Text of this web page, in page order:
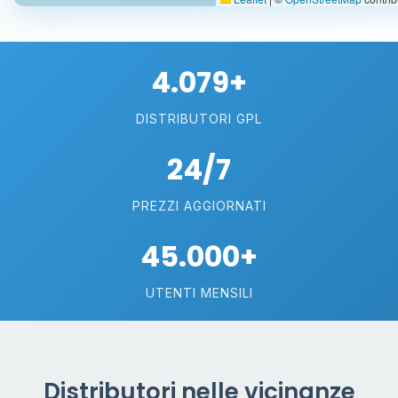
4.079+
DISTRIBUTORI GPL
24/7
PREZZI AGGIORNATI
45.000+
UTENTI MENSILI